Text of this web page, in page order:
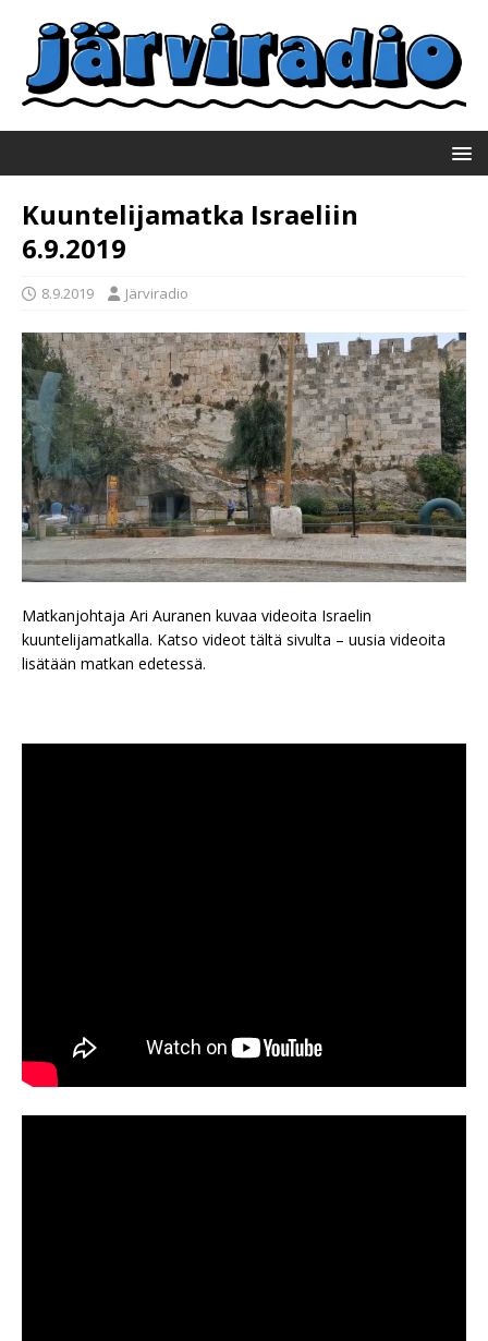
Kuuntelijamatka Israeliin
6.9.2019
8.9.2019 Järviradio
Matkanjohtaja Ari Auranen kuvaa videoita Israelin
kuuntelijamatkalla. Katso videot tältä sivulta – uusia videoita
lisätään matkan edetessä.